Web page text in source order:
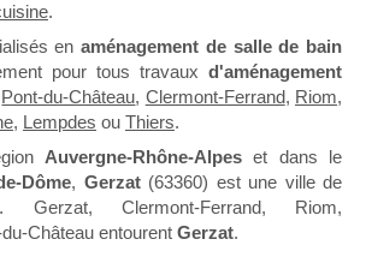
.
en aménagement de salle de bain
pour tous travaux d'aménagement
Pont-du-Château, Clermont-Ferrand, Riom,
, Lempdes ou Thiers.
Auvergne-Rhône-Alpes et dans le
Dôme, Gerzat(63360) est une ville de
Gerzat, Clermont-Ferrand, Riom,
Château entourent Gerzat.